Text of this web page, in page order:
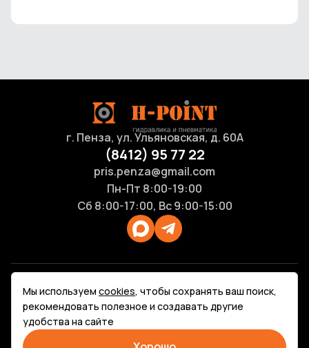
г. Пенза, ул. Ульяновская, д. 60А
(8412) 95 77 22
pris.penza@gmail.com
Пн-Пт 8:00-19:00
Сб 8:00-17:00, Вс 9:00-15:00
Продукция
Каталоги
Услуги
Мы используем cookies, чтобы сохранять ваш поиск,
рекомендовать полезное и создавать другие
удобства на сайте